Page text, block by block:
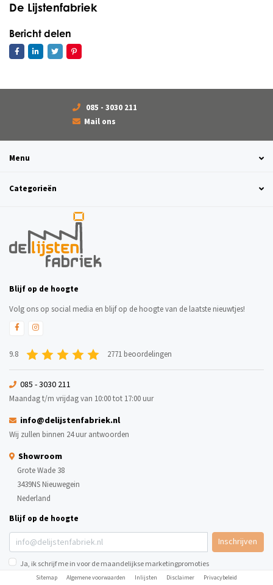
De Lijstenfabriek
Bericht delen
085 - 3030 211
Mail ons
Menu
Categorieën
Blijf op de hoogte
Volg ons op social media en blijf op de hoogte van de laatste nieuwtjes!
9.8 2771 beoordelingen
085 - 3030 211
Maandag t/m vrijdag van 10:00 tot 17:00 uur
info@delijstenfabriek.nl
Wij zullen binnen 24 uur antwoorden
Showroom
Grote Wade 38
3439NS Nieuwegein
Nederland
Blijf op de hoogte
Inschrijven
Ja, ik schrijf me in voor de maandelijkse marketingpromoties
Sitemap Algemene voorwaarden Inlijsten Disclaimer Privacybeleid